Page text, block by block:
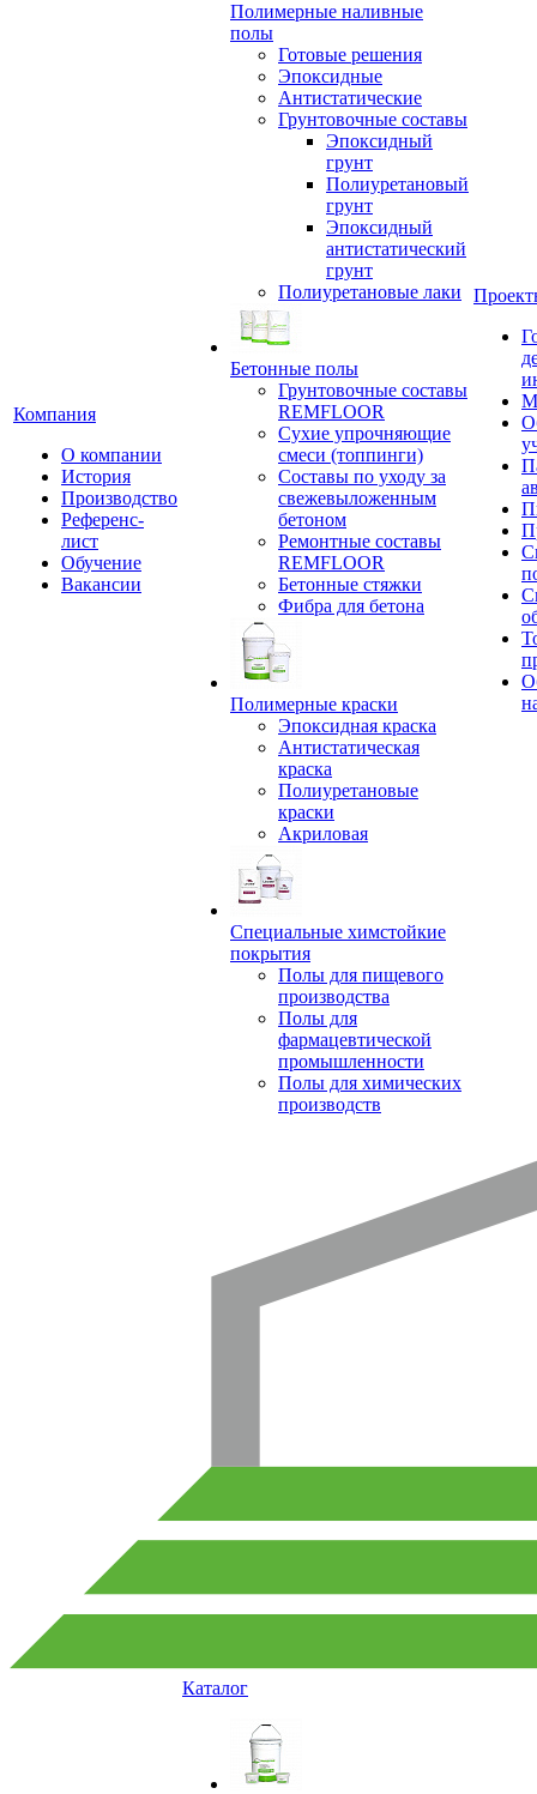
Компания
О компании
История
Производство
Референс-
лист
Обучение
Вакансии
Полимерные наливные
полы
Готовые решения
Эпоксидные
Антистатические
Грунтовочные составы
Эпоксидный
грунт
Полиуретановый
грунт
Эпоксидный
антистатический
грунт
Полиуретановые лаки
Бетонные полы
Грунтовочные составы
REMFLOOR
Сухие упрочняющие
смеси (топпинги)
Составы по уходу за
свежевыложенным
бетоном
Ремонтные составы
REMFLOOR
Бетонные стяжки
Фибра для бетона
Полимерные краски
Эпоксидная краска
Антистатическая
краска
Полиуретановые
краски
Акриловая
Специальные химстойкие
покрытия
Полы для пищевого
производства
Полы для
фармацевтической
промышленности
Полы для химических
производств
Каталог